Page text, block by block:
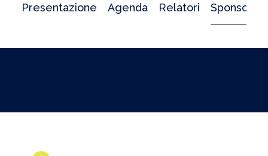
Presentazione Agenda Relatori Sponsor